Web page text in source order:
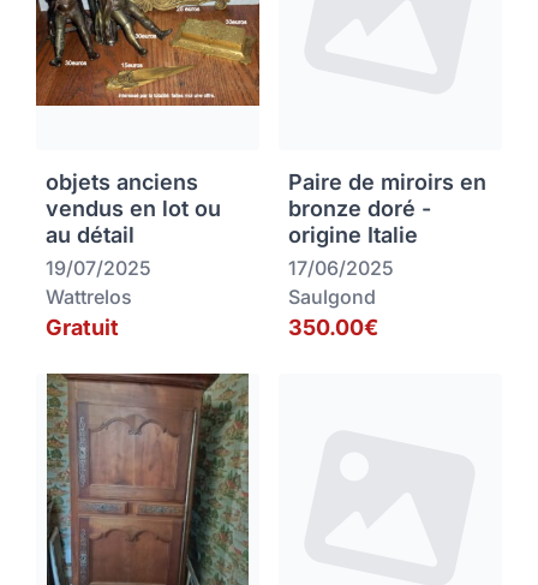
objets anciens
vendus en lot ou
au détail
19/07/2025
Wattrelos
Gratuit
Paire de miroirs en
bronze doré -
origine Italie
17/06/2025
Saulgond
350.00€